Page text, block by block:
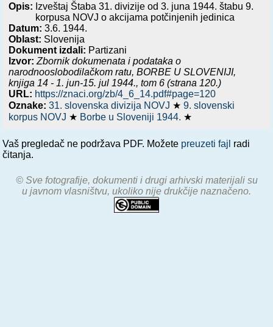
Opis: Izveštaj Štaba 31. divizije od 3. juna 1944. štabu 9.
korpusa NOVJ o akcijama potčinjenih jedinica
Datum:3.6. 1944.
Oblast: Slovenija
Dokument izdali: Partizani
Izvor: Zbornik dokumenata i podataka o
narodnooslobodilačkom ratu,BORBE U SLOVENIJI,
knjiga 14 - 1. jun-15. jul 1944., tom 6 (strana 120.)
URL: https://znaci.org/zb/4_6_14.pdf#page=120
Oznake:31. slovenska divizija NOVJ ★9. slovenski
korpus NOVJ ★ Borbe u Sloveniji 1944. ★
Vaš pregledač ne podržava PDF. Možete preuzeti fajl radi
čitanja.
© Sve fotografije, dokumenti i drugi arhivski materijali su
u javnom vlasništvu, ukoliko nije drukčije naznačeno.